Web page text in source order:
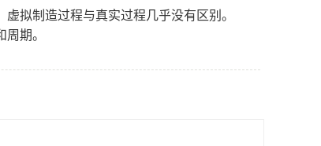
拟制造过程与真实过程几乎没有区别。
期。